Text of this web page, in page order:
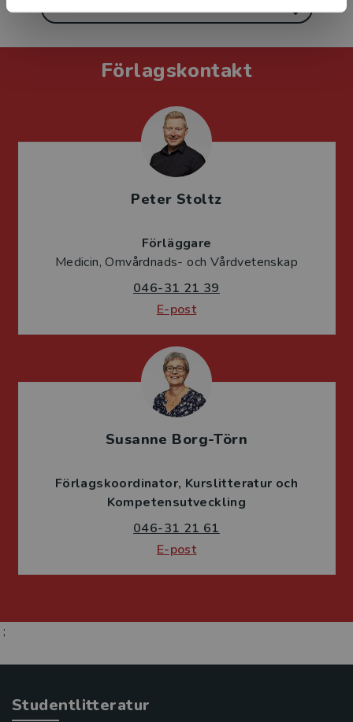
Visa alla - 41
Förlagskontakt
Peter Stoltz
Förläggare
Medicin, Omvårdnads- och Vårdvetenskap
046-31 21 39
E-post
Susanne Borg-Törn
Förlagskoordinator Kurslitteratur och
Kompetensutveckling
046-31 21 61
E-post
;
Studentlitteratur